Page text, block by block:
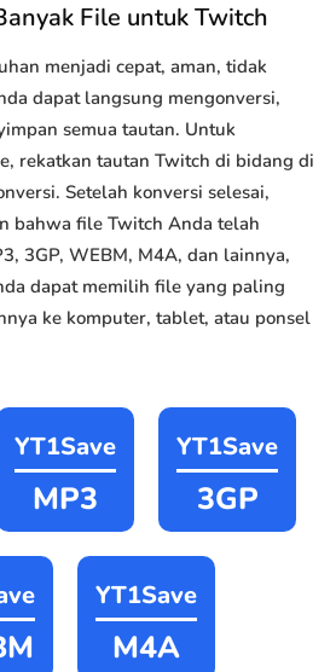
File untuk Twitch
menjadi cepat, aman, tidak
dapat langsung mengonversi,
semua tautan. Untuk
rekatkan tautan Twitch di bidang di
Setelah konversi selesai,
bahwa file Twitch Anda telah
3GP, WEBM, M4A, dan lainnya,
dapat memilih file yang paling
ke komputer, tablet, atau ponsel
YT1Save
MP3
YT1Save
3GP
YT1Save
M4A